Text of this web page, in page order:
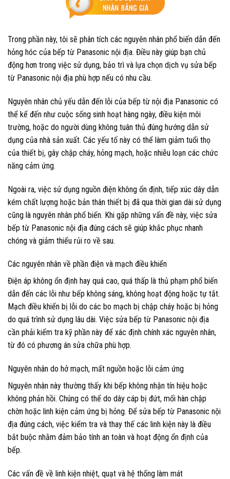
Trong phần này, tôi sẽ phân tích các nguyên nhân phổ biến dẫn đến
hỏng hóc của bếp từ Panasonic nội địa. Điều này giúp bạn chủ
động hơn trong việc sử dụng, bảo trì và lựa chọn dịch vụ sửa bếp
từ Panasonic nội địa phù hợp nếu có nhu cầu.
Nguyên nhân chủ yếu dẫn đến lỗi của bếp từ nội địa Panasonic có
thể kể đến như cuộc sống sinh hoạt hàng ngày, điều kiện môi
trường, hoặc do người dùng không tuân thủ đúng hướng dẫn sử
dụng của nhà sản xuất. Các yếu tố này có thể làm giảm tuổi thọ
của thiết bị, gây chập cháy, hỏng mạch, hoặc nhiễu loạn các chức
năng cảm ứng.
Ngoài ra, việc sử dụng nguồn điện không ổn định, tiếp xúc dây dẫn
kém chất lượng hoặc bản thân thiết bị đã qua thời gian dài sử dụng
cũng là nguyên nhân phổ biến. Khi gặp những vấn đề này, việc sửa
bếp từ Panasonic nội địa đúng cách sẽ giúp khắc phục nhanh
chóng và giảm thiểu rủi ro về sau.
Các nguyên nhân về phần điện và mạch điều khiển
Điện áp không ổn định hay quá cao, quá thấp là thủ phạm phổ biến
dẫn đến các lỗi như bếp không sáng, không hoạt động hoặc tự tắt.
Mạch điều khiển bị lỗi do các bo mạch bị chập cháy hoặc bị hỏng
do quá trình sử dụng lâu dài. Việc sửa bếp từ Panasonic nội địa
cần phải kiểm tra kỹ phần này để xác định chính xác nguyên nhân,
từ đó có phương án sửa chữa phù hợp.
Nguyên nhân do hở mạch, mất nguồn hoặc lỗi cảm ứng
Nguyên nhân này thường thấy khi bếp không nhận tín hiệu hoặc
không phản hồi. Chúng có thể do dây cáp bị đứt, mối hàn chập
chờn hoặc linh kiện cảm ứng bị hỏng. Để sửa bếp từ Panasonic nội
địa đúng cách, việc kiểm tra và thay thế các linh kiện này là điều
bắt buộc nhằm đảm bảo tính an toàn và hoạt động ổn định của
bếp.
Các vấn đề về linh kiện nhiệt, quạt và hệ thống làm mát